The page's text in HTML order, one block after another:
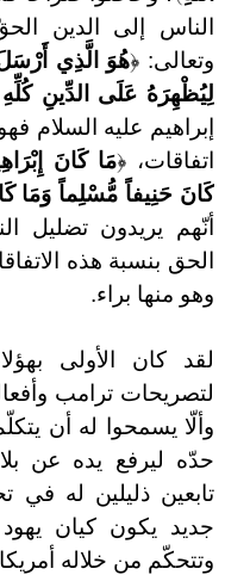
الناس إلى الدين
وتعالى: ﴿هُوَ الَّذِي
لِيُظْهِرَهُ عَلَى الدِّينِ
إبراهيم عليه السلام
اتفاقات، ﴿مَا كَانَ
كَانَ حَنِيفاً مُّسْلِماً وَمَا
أنّهم يريدون تضليل
الحق بنسبة هذه
وهو منها براء.
لقد كان الأولى
لتصريحات ترامب
وألّا يسمحوا له أن
حدّه ليرفع يده عن
تابعين ذليلين له
جديد يكون كيان
وتتحكّم من خلاله